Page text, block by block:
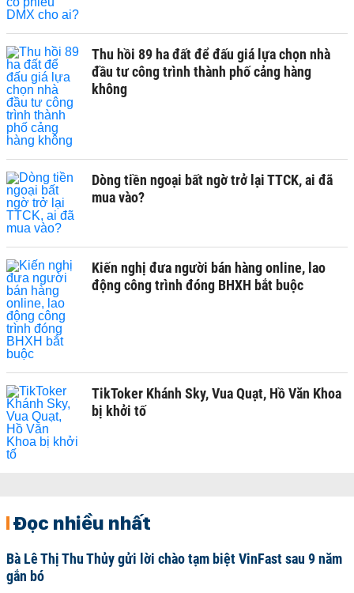
Thu hồi 89 ha đất để đấu giá lựa chọn nhà
đầu tư công trình thành phố cảng hàng
không
Dòng tiền ngoại bất ngờ trở lại TTCK, ai đã
mua vào?
Kiến nghị đưa người bán hàng online, lao
động công trình đóng BHXH bắt buộc
TikToker Khánh Sky, Vua Quạt, Hồ Văn Khoa
bị khởi tố
Đọc nhiều nhất
Bà Lê Thị Thu Thủy gửi lời chào tạm biệt VinFast sau 9 năm
gắn bó